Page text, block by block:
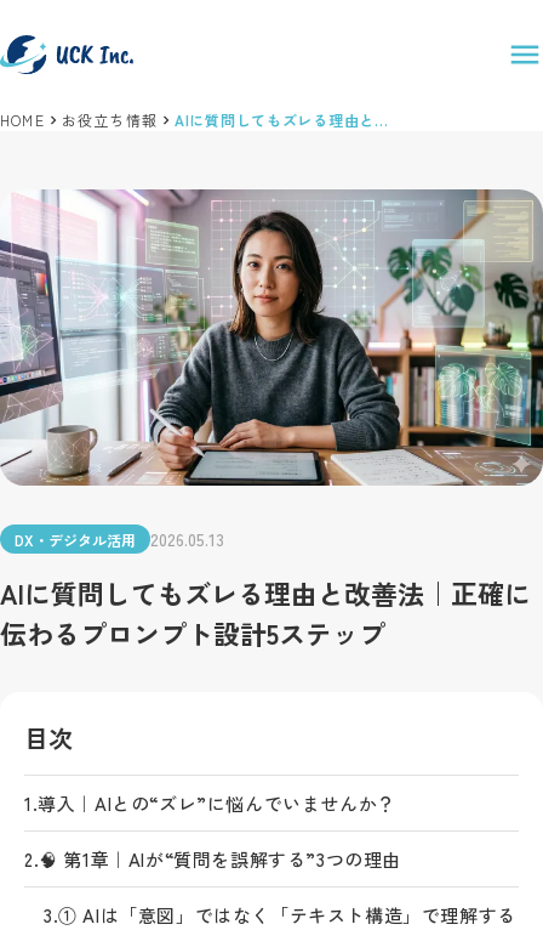
HOME お役立ち情報 AIに質問してもズレる理由と改善法｜正確に伝わるプロンプト設計5ステップ
DX・デジタル活用 2026.05.13
AIに質問してもズレる理由と改善法｜正確に
伝わるプロンプト設計5ステップ
目次
1.導入｜AIとの“ズレ”に悩んでいませんか？
2.🧠 第1章｜AIが“質問を誤解する”3つの理由
3.① AIは「意図」ではなく「テキスト構造」で理解する